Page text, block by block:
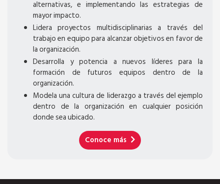
alternativas, e implementando las estrategias de
mayor impacto.
Lidera proyectos multidisciplinarias a través del
trabajo en equipo para alcanzar objetivos en favor de
la organización.
Desarrolla y potencia a nuevos líderes para la
formación de futuros equipos dentro de la
organización.
Modela una cultura de liderazgo a través del ejemplo
dentro de la organización en cualquier posición
donde sea ubicado.
Conoce más